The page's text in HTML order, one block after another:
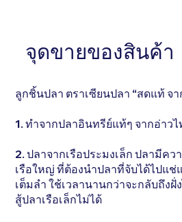
จุดขายของสินค้า
ลูกชิ้นปลา ตราเซียนปลา “สดแท้ จา
1. ทำจากปลาอินทรีย์แท้ๆ จากอ่าวไ
2. ปลาจากเรือประมงเล็ก ปลามีค
เรือใหญ่ ที่ต้องนำปลาที่จับได้ไปแช่
เต็มลำ ใช้เวลานานกว่าจะกลับถึง
สู้ปลาเรือเล็กไม่ได้